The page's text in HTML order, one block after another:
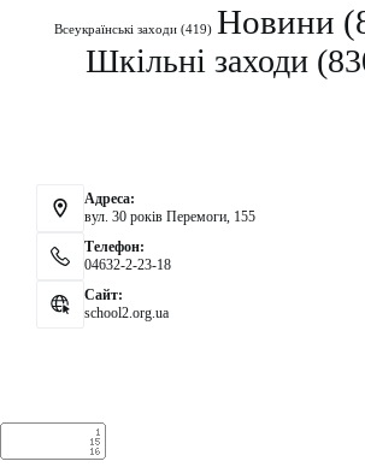
Всеукраїнські заходи(419) Новини
Шкільні заходи
Адреса:
вул. 30 років Перемоги, 155
Телефон:
04632-2-23-18
Сайт:
school2.org.ua